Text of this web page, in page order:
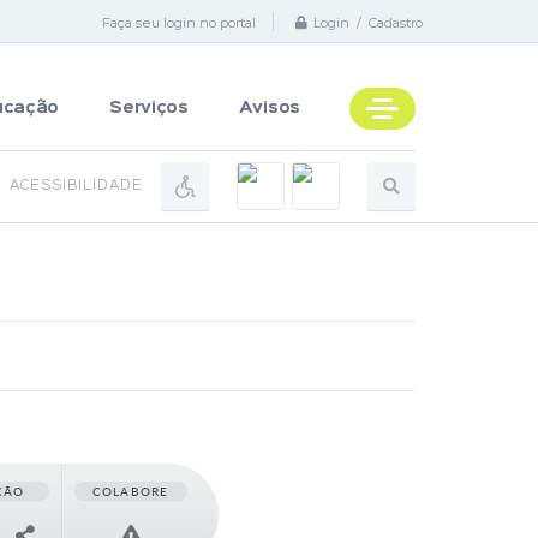
Faça seu login no portal Login / Cadastro
Serviços Avisos
ACESSIBILIDADE
COLABORE